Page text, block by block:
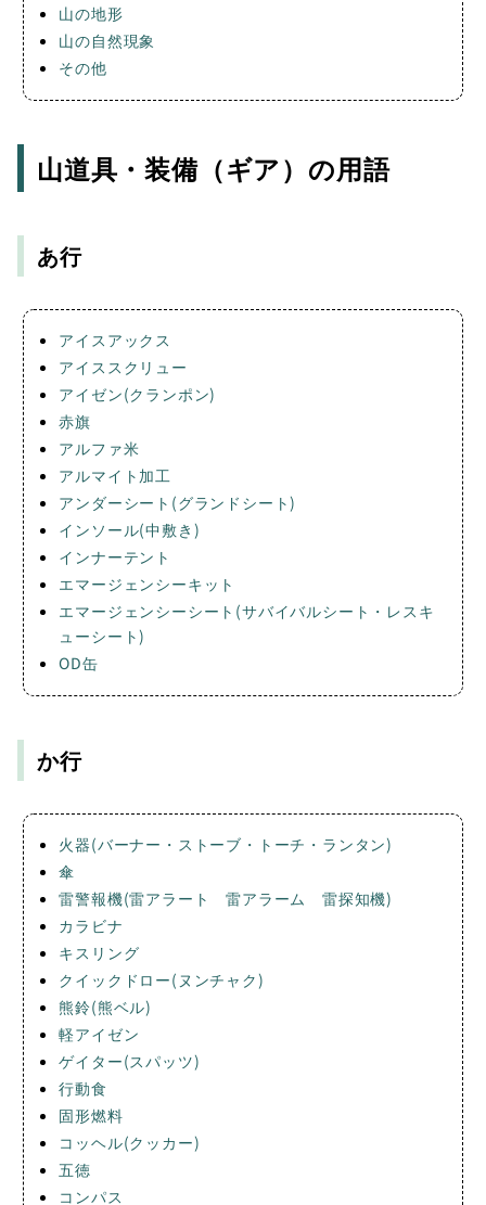
山の地形
山の自然現象
その他
山道具・装備（ギア）の用語
あ行
アイスアックス
アイススクリュー
アイゼン(クランポン)
赤旗
アルファ米
アルマイト加工
アンダーシート(グランドシート)
インソール(中敷き)
インナーテント
エマージェンシーキット
エマージェンシーシート(サバイバルシート・レスキ
ューシート)
OD缶
か行
火器(バーナー・ストーブ・トーチ・ランタン)
傘
雷警報機(雷アラート 雷アラーム 雷探知機)
カラビナ
キスリング
クイックドロー(ヌンチャク)
熊鈴(熊ベル)
軽アイゼン
ゲイター(スパッツ)
行動食
固形燃料
コッヘル(クッカー)
五徳
コンパス